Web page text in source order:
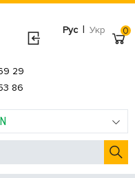
Рус | Укр
29
86
0